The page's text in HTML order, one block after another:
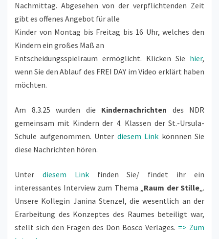
Nachmittag. Abgesehen von der verpflichtenden Zeit
gibt es offenes Angebot für alle
Kinder von Montag bis Freitag bis 16 Uhr, welches den
Kindern ein großes Maß an
Entscheidungsspielraum ermöglicht. Klicken Sie hier,
wenn Sie den Ablauf des FREI DAY im Video erklärt haben
möchten.
Am 8.3.25 wurden die Kindernachrichten des NDR
gemeinsam mit Kindern der 4. Klassen der St.-Ursula-
Schule aufgenommen. Unter diesem Link könnnen Sie
diese Nachrichten hören.
Unter diesem Linkfinden Sie/ findet ihr ein
interessantes Interview zum Thema „Raum der Stille„.
Unsere Kollegin Janina Stenzel, die wesentlich an der
Erarbeitung des Konzeptes des Raumes beteiligt war,
stellt sich den Fragen des Don Bosco Verlages. => Zum